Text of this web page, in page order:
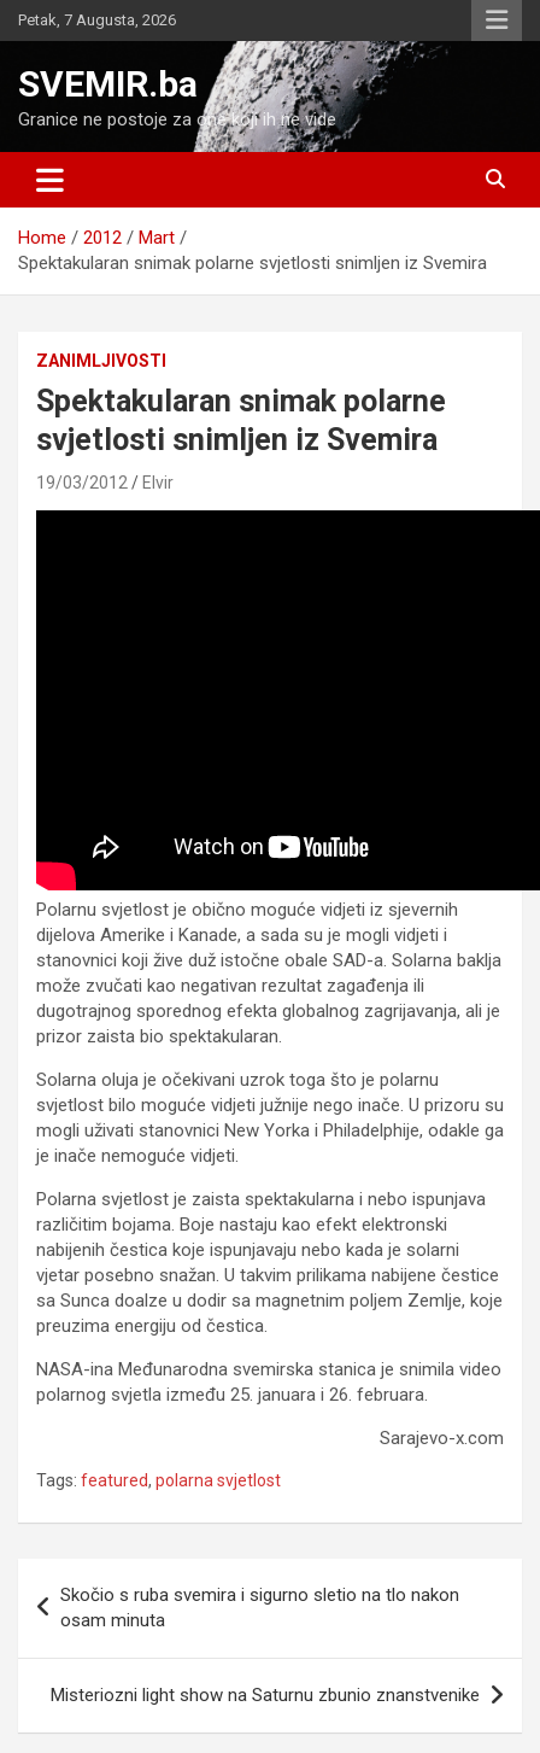
Skip
to
Petak, 7 Augusta, 2026
SVEMIR.ba
Granice ne postoje za one koji ih ne vide
Home 2012
Mart
Spektakularan snimak polarne svjetlosti snimljen iz Svemira
ZANIMLJIVOSTI
Spektakularan snimak polarne
svjetlosti snimljen iz Svemira
19/03/2012 Elvir
Polarnu svjetlost je obično moguće vidjeti iz sjevernih
dijelova Amerike i Kanade, a sada su je mogli vidjeti i
stanovnici koji žive duž istočne obale SAD-a. Solarna baklja
može zvučati kao negativan rezultat zagađenja ili
dugotrajnog sporednog efekta globalnog zagrijavanja, ali je
prizor zaista bio spektakularan.
Solarna oluja je očekivani uzrok toga što je polarnu
svjetlost bilo moguće vidjeti južnije nego inače. U prizoru su
mogli uživati stanovnici New Yorka i Philadelphije, odakle ga
je inače nemoguće vidjeti.
Polarna svjetlost je zaista spektakularna i nebo ispunjava
različitim bojama. Boje nastaju kao efekt elektronski
nabijenih čestica koje ispunjavaju nebo kada je solarni
vjetar posebno snažan. U takvim prilikama nabijene čestice
sa Sunca doalze u dodir sa magnetnim poljem Zemlje, koje
preuzima energiju od čestica.
NASA-ina Međunarodna svemirska stanica je snimila video
polarnog svjetla između 25. januara i 26. februara.
Sarajevo-x.com
Tags: featured, polarna svjetlost
članaka
Skočio s ruba svemira i sigurno sletio na tlo nakon
osam minuta
Misteriozni light show na Saturnu zbunio znanstvenike